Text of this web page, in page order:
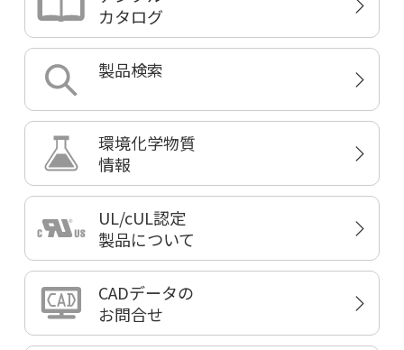
カタログ
製品検索
環境化学物質
情報
UL/cUL認定
製品について
CADデータの
お問合せ